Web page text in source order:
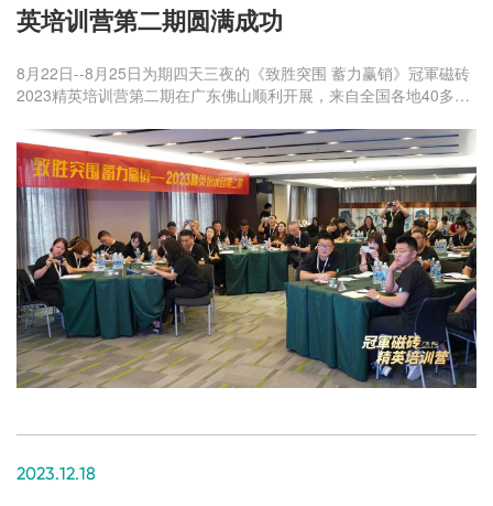
英培训营第二期圆满成功
8月22日--8月25日为期四天三夜的《致胜突围 蓄力赢销》冠軍磁砖
2023精英培训营第二期在广东佛山顺利开展，来自全国各地40多个
内容展开。
2023.12.18